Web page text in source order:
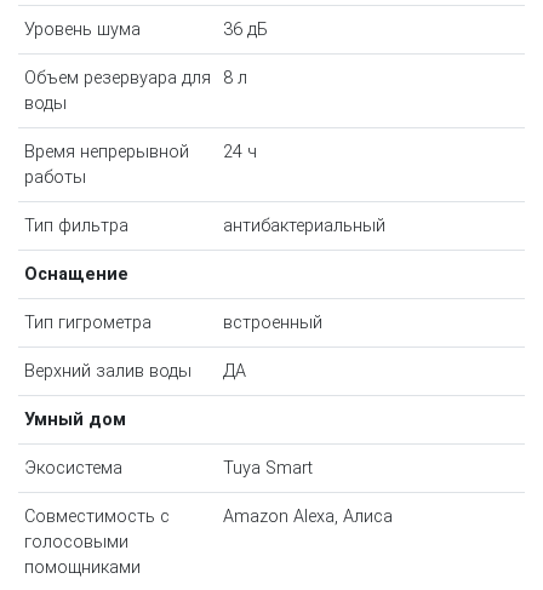
Уровень шума 36 дБ
Объем резервуара для
воды
8 л
Время непрерывной
работы
24 ч
Тип фильтра антибактериальный
Оснащение
Тип гигрометра встроенный
Верхний залив воды ДА
Умный дом
Экосистема Tuya Smart
Совместимость с
голосовыми
помощниками
Amazon Alexa, Алиса